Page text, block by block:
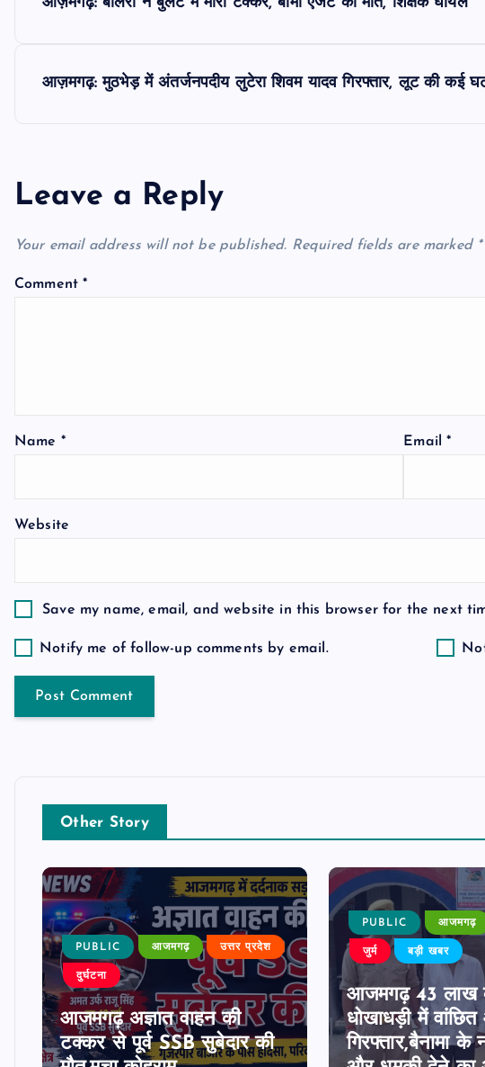
n
a
v
a
i
o
n
आज़मगढ़: मुठभेड़ में अंतर्जनपदीय लुटेरा शिवम यादव गिरफ्तार, लूट की कई
Leave a Reply
Your email address will not be published. Required fields are marked *
Comment*
Name * Email*
Website
Save my name, email, and website in this browser for the next
Notify me of follow-up comments by email.
Other Story
PUBLIC आजमगढ़ उत्तर प्रदेश
दुर्घटना
आजमगढ़ अज्ञात वाहन की
टक्कर से पूर्व SSB सुबेदार की
PUBLIC आजमगढ़
जुर्म बड़ी खबर
आजमगढ़ 43 लाख
धोखाधड़ी में वांछित
गिरफ्तार,बैनामा के